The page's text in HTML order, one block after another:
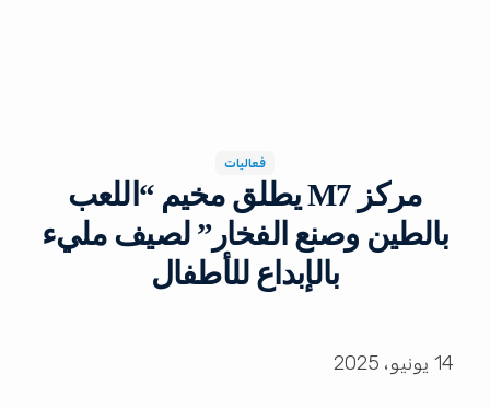
فعاليات
مركز M7 يطلق مخيم “اللعب
بالطين وصنع الفخار” لصيف مليء
بالإبداع للأطفال
14 يونيو، 2025